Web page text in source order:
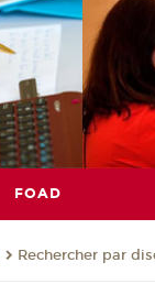
FOAD
Rechercher par